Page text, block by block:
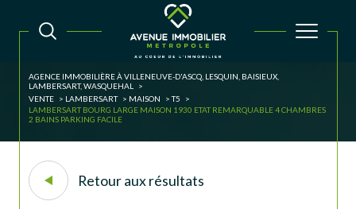
AGENCE IMMOBILIÈRE À VILLENEUVE-D'ASCQ, LESQUIN, BAISIEUX,
LAMBERSART, WASQUEHAL
VENTE
LAMBERSART MAISON
T5
LAMBERSART BOURG LARGE MAISON 1930 ETAT REMARQUABLE 4 CHAMBRES
2 BAINS PARKING FACILE
Retour aux résultats